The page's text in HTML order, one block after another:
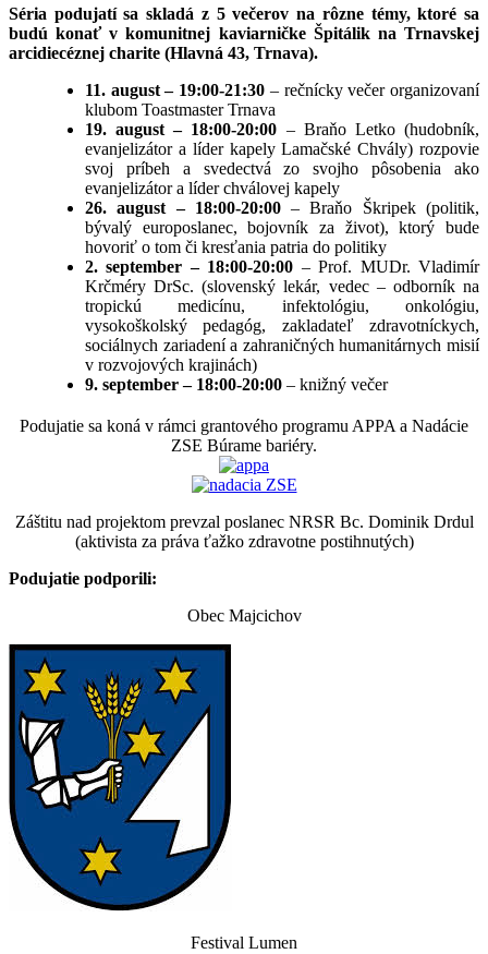
Séria podujatí sa skladá z 5 večerov na rôzne témy, ktoré sa
budú konať v komunitnej kaviarničke Špitálik na Trnavskej
arcidiecéznej charite (Hlavná 43, Trnava).
11. august – 19:00-21:30 – rečnícky večer organizovaní
klubom Toastmaster Trnava
19. august – 18:00-20:00 – Braňo Letko (hudobník,
evanjelizátor a líder kapely Lamačské Chvály) rozpovie
svoj príbeh a svedectvá zo svojho pôsobenia ako
evanjelizátor a líder chválovej kapely
26. august – 18:00-20:00– Braňo Škripek (politik,
bývalý europoslanec, bojovník za život), ktorý bude
hovoriť o tom či kresťania patria do politiky
2. september – 18:00-20:00 – Prof. MUDr. Vladimír
Krčméry DrSc. (slovenský lekár, vedec – odborník na
tropickú medicínu, infektológiu, onkológiu,
vysokoškolský pedagóg, zakladateľ zdravotníckych,
sociálnych zariadení a zahraničných humanitárnych misií
v rozvojových krajinách)
9. september – 18:00-20:00 – knižný večer
Podujatie sa koná v rámci grantového programu APPA a Nadácie
ZSE Búrame bariéry.
Záštitu nad projektom prevzal poslanec NRSR Bc. Dominik Drdul
(aktivista za práva ťažko zdravotne postihnutých)
Podujatie podporili:
Obec Majcichov
Festival Lumen